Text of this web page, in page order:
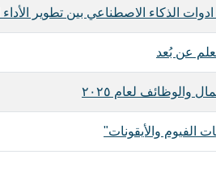
الذكاء الاصطناعي بين تطوير
عن بُعد
والوظائف لعام ٢٠٢٥
والأيقونات"